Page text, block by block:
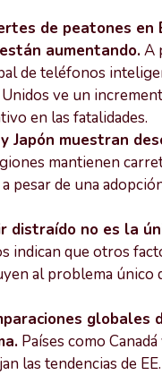
de peatones en
aumentando.A
de teléfonos
Unidos ve un
en las fatalidades.
Japón muestran
mantienen
pesar de una
distraído no es la
indican que otros
al problema único
globales
Países como
las tendencias de